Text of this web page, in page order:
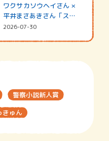
ワクサカソウヘイさん ×
平井まさあきさん「スペ
シャ…
2026-07-30
警察小説新人賞
きゅん